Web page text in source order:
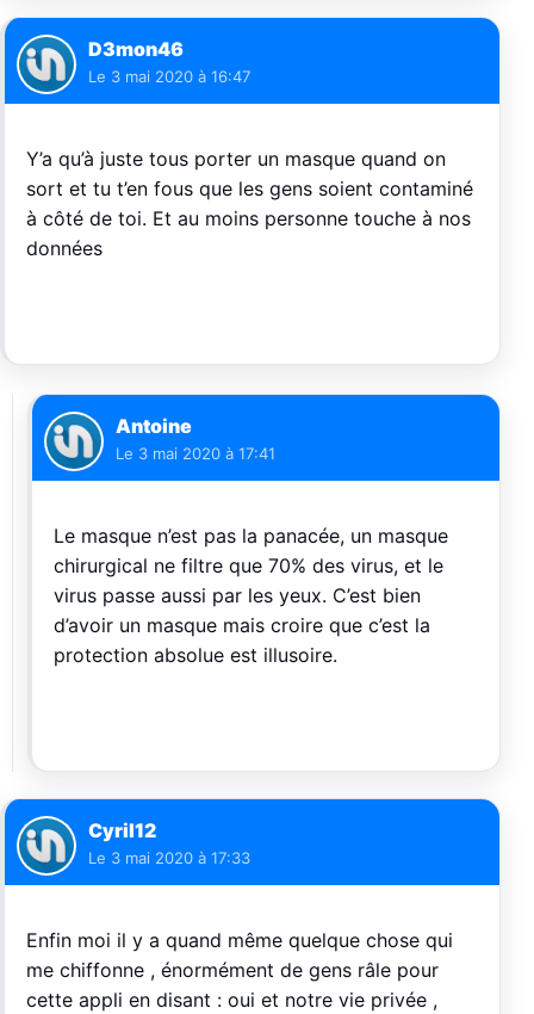
D3mon46
Le 3 mai 2020 à 16:47
Y’a qu’à juste tous porter un masque quand on
sort et tu t’en fous que les gens soient contaminé
à côté de toi. Et au moins personne touche à nos
données
Antoine
Le 3 mai 2020 à 17:41
Le masque n’est pas la panacée, un masque
chirurgical ne filtre que 70% des virus, et le
virus passe aussi par les yeux. C’est bien
d’avoir un masque mais croire que c’est la
protection absolue est illusoire.
Cyril12
Le 3 mai 2020 à 17:33
Enfin moi il y a quand même quelque chose qui
me chiffonne , énormément de gens râle pour
cette appli en disant : oui et notre vie privée ,